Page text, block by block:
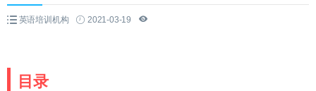
英语培训机构 2021-03-19
目录